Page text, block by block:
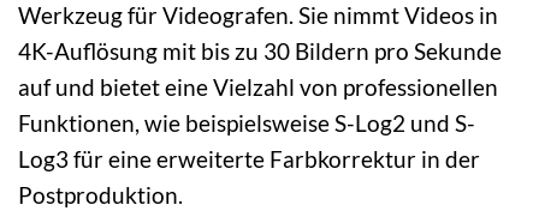
Werkzeug für Videografen. Sie nimmt Videos in
4K-Auflösung mit bis zu 30 Bildern pro Sekunde
auf und bietet eine Vielzahl von professionellen
Funktionen, wie beispielsweise S-Log2 und S-
Log3 für eine erweiterte Farbkorrektur in der
Postproduktion.